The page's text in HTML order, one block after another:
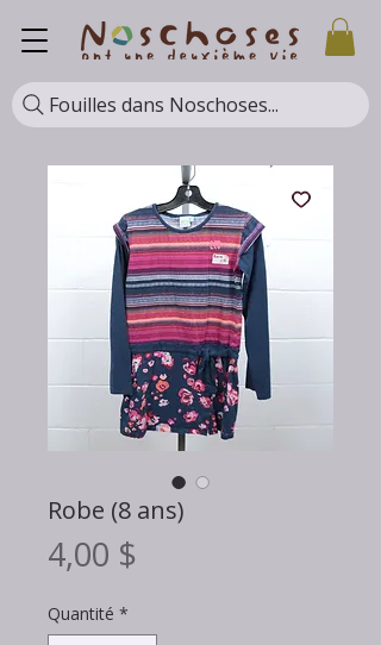
Fouilles dans Noschoses...
Robe (8 ans)
4,00 $
Quantité *